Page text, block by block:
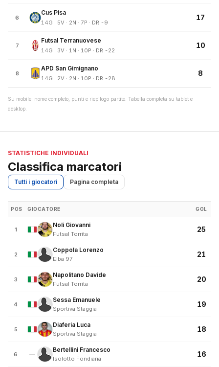
6
Cus Pisa
14G · 5V · 2N · 7P · DR -9
17
7
Futsal Terranuovese
14G · 3V · 1N · 10P · DR -22
10
8
APD San Gimignano
14G · 2V · 2N · 10P · DR -28
8
Su mobile: nome completo, punti e riepilogo partite. Tabella completa su tablet e
desktop.
STATISTICHE INDIVIDUALI
Classifica marcatori
Tutti i giocatori Pagina completa
POS GIOCATORE GOL
1
Noli Giovanni
Futsal Torrita
25
2
Coppola Lorenzo
Elba 97
21
3
Napolitano Davide
Futsal Torrita
20
4
Sessa Emanuele
Sportiva Staggia
19
5
Diaferia Luca
Sportiva Staggia
18
6 —
Bertellini Francesco
Isolotto Fondiaria
16